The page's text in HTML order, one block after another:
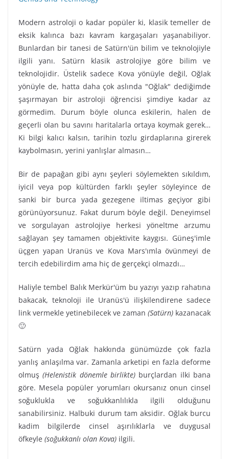
Modern astroloji o kadar popüler ki, klasik temeller de
eksik kalınca bazı kavram kargaşaları yaşanabiliyor.
Bunlardan bir tanesi de Satürn'ün bilim ve teknolojiyle
ilgili yanı. Satürn klasik astrolojiye göre bilim ve
teknolojidir. Üstelik sadece Kova yönüyle değil, Oğlak
yönüyle de, hatta daha çok aslında "Oğlak" dediğimde
şaşırmayan bir astroloji öğrencisi şimdiye kadar az
görmedim. Durum böyle olunca eskilerin, halen de
geçerli olan bu savını haritalarla ortaya koymak gerek…
Ki bilgi kalıcı kalsın, tarihin tozlu girdaplarına girerek
kaybolmasın, yerini yanlışlar almasın…
Bir de papağan gibi aynı şeyleri söylemekten sıkıldım,
iyicil veya pop kültürden farklı şeyler söyleyince de
sanki bir burca yada gezegene iltimas geçiyor gibi
görünüyorsunuz. Fakat durum böyle değil. Deneyimsel
ve sorgulayan astrolojiye herkesi yöneltme arzumu
sağlayan şey tamamen objektivite kaygısı. Güneş'imle
üçgen yapan Uranüs ve Kova Mars'ımla övünmeyi de
tercih edebilirdim ama hiç de gerçekçi olmazdı…
Haliyle tembel Balık Merkür'üm bu yazıyı yazıp rahatına
bakacak, teknoloji ile Uranüs'ü ilişkilendirene sadece
link vermekle yetinebilecek ve zaman (Satürn) kazanacak
🙂
Satürn yada Oğlak hakkında günümüzde çok fazla
yanlış anlaşılma var. Zamanla arketipi en fazla deforme
olmuş(Helenistik dönemle birlikte) burçlardan ilki bana
göre. Mesela popüler yorumları okursanız onun cinsel
soğuklukla ve soğukkanlılıkla ilgili olduğunu
sanabilirsiniz. Halbuki durum tam aksidir. Oğlak burcu
kadim bilgilerde cinsel aşırılıklarla ve duygusal
öfkeyle (soğukkanlı olan Kova) ilgili.